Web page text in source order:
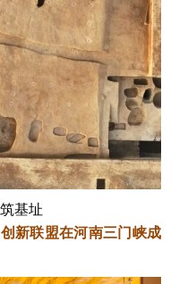
基址
新联盟在河南三门峡成